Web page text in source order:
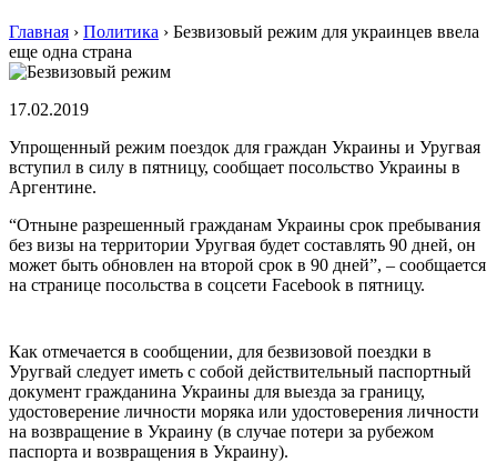
Главная › Политика › Безвизовый режим для украинцев ввела
еще одна страна
17.02.2019
Упрощенный режим поездок для граждан Украины и Уругвая
вступил в силу в пятницу, сообщает посольство Украины в
Аргентине.
“Отныне разрешенный гражданам Украины срок пребывания
без визы на территории Уругвая будет составлять 90 дней, он
может быть обновлен на второй срок в 90 дней”, – сообщается
на странице посольства в соцсети Facebook в пятницу.
Как отмечается в сообщении, для безвизовой поездки в
Уругвай следует иметь с собой действительный паспортный
документ гражданина Украины для выезда за границу,
удостоверение личности моряка или удостоверения личности
на возвращение в Украину (в случае потери за рубежом
паспорта и возвращения в Украину).